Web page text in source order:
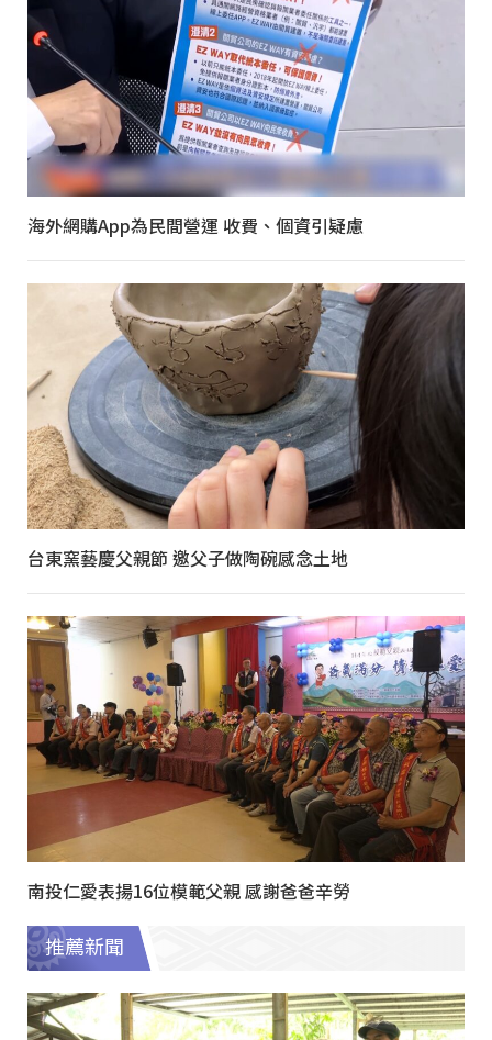
海外網購App為民間營運 收費、個資引疑慮
台東窯藝慶父親節 邀父子做陶碗感念土地
南投仁愛表揚16位模範父親 感謝爸爸辛勞
推薦新聞